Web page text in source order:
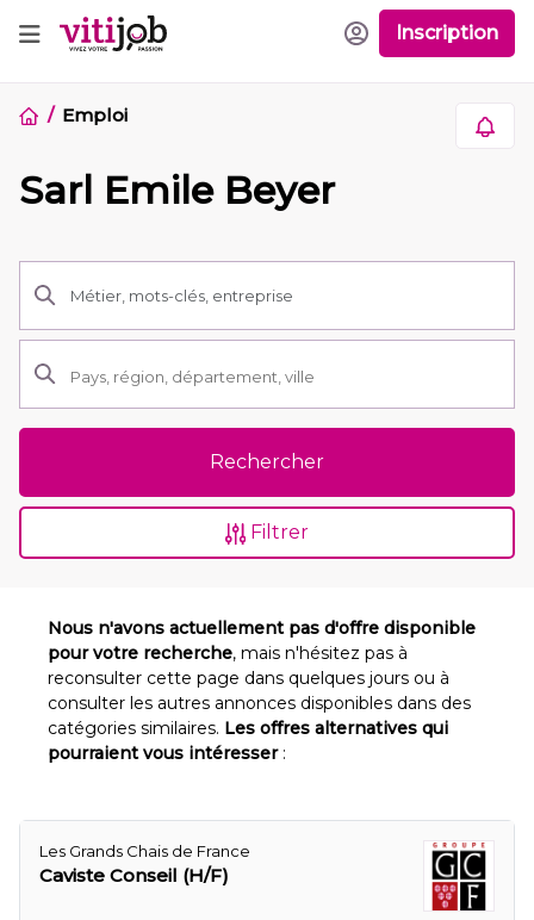
Inscription
Emploi
Sarl Emile Beyer
Rechercher
Filtrer
Nous n'avons actuellement pas d'offre disponible
pour votre recherche, mais n'hésitez pas à
reconsulter cette page dans quelques jours ou à
consulter les autres annonces disponibles dans des
catégories similaires. Les offres alternatives qui
pourraient vous intéresser:
Les Grands Chais de France
Caviste Conseil (H/F)